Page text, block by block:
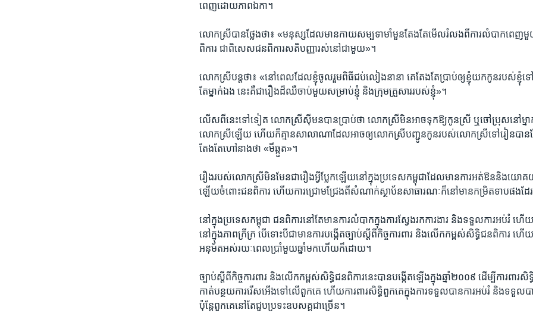
ពេញ​ដោយ​ភាព​ឯកា។​
លោកស្រី​បាន​ថ្លែង​ថា៖​ «មនុស្ស​ដែល​មាន​កាយ​សម្បទា​មាំមួន​តែងតែ​មើល​រំលង​ពី​ការ​លំបាក​ពេញ​
ពិការ​ ជាពិសេស​ជន​ពិការ​សតិ​បញ្ញា​រស់​នៅ​ជាមួយ»។​
លោកស្រី​បន្តថា៖​ «នៅ​ពេល​ដែល​ខ្ញុំ​ចូលរួម​ពិធី​ជប់លៀង​នានា​ គេ​តែង​តែ​ប្រាប់​ឲ្យ​ខ្ញុំ​យក​កូន​របស់​ខ្ញុំទៅ​
តែ​ម្នាក់​ឯង​ នេះ​គឺ​ជា​រឿង​ដ៏​ឈឺ​ចាប់​មួយ​សម្រាប់​ខ្ញុំ​ និង​ក្រុម​គ្រួសារ​របស់​ខ្ញុំ»។​
លើស​ពី​នេះ​ទៅ​ទៀត​ លោកស្រី​ស៊ីមន​បានប្រាប់​ថា ​លោកស្រី​មិន​អាច​ទុក​ឱ្យ​កូនស្រី ​ឬ​ចៅប្រុស​នៅ​ម្នា
លោកស្រី​ឡើយ​ ហើយ​ក៏​គ្មាន​សាលា​ណា​ដែល​អាច​ឲ្យលោកស្រី​បញ្ជូន​កូន​របស់​លោកស្រី​ទៅ​រៀន​បាន​ដែ
តែងតែហៅ​នាង​ថា​ «​មីឆ្កួត»។​
រឿង​របស់​លោកស្រី​មិន​មែន​ជា​រឿង​អ្វី​ប្លែក​ឡើយ​នៅ​ក្នុង​ប្រទេស​កម្ពុជា​ដែល​មាន​ការ​អត់​ឱននិង​យ
ឡើយ​ចំពោះ​ជន​ពិការ​ ​ហើយ​ការ​ជ្រោមជ្រែង​ពី​សំណាក់​ស្ថាប័ន​សាធារណៈ​ក៏​នៅ​មាន​កម្រិត​ទាប​ផង​ដែ
នៅ​ក្នុង​ប្រទេស​កម្ពុជា ​ជន​ពិការ​នៅតែ​មាន​ការ​លំបាក​ក្នុង​ការ​ស្វែង​រក​ការងារ​ និង​ទទួល​ការ​អប់រំ​ ហ
នៅ​ក្នុង​ភាព​ក្រីក្រ​ បើ​ទោះបី​ជា​មាន​ការ​បង្កើត​ច្បាប់​ស្ដីពី​កិច្ច​ការពារ​ និង​លើក​កម្ពស់​សិទ្ធិ​ជន​ពិការ ​ហើយ
អនុម័ត​អស់រយៈ​ពេល​ប្រាំ​មួយ​ឆ្នាំ​មក​ហើយ​ក៏​ដោយ។​
ច្បាប់​ស្ដីពី​កិច្ច​ការពារ​ និង​លើក​កម្ពស់​សិទ្ធិ​ជន​ពិការ​នេះ​បាន​បង្កើត​ឡើង​ក្នុង​ឆ្នាំ​២០០៩​ ដើម្បី​ការពារ​
កាត់​បន្ថយ​ការ​រើស​អើង​ទៅ​លើ​ពួក​គេ​ ហើយ​ការពារ​សិទ្ធិ​ពួកគេ​ក្នុង​ការ​ទទួល​បានការ​អប់រំ ​និង​ទទួល
ប៉ុន្តែ​ពួកគេ​នៅ​តែ​ជួបប្រទះ​ឧបសគ្គ​ជា​ច្រើន។​